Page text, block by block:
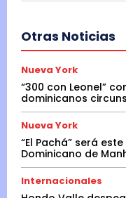
Otras Noticias
Nueva York
“300 con Leonel”
dominicanos
Nueva York
“El Pachá” será
Dominicano de
Internacionales